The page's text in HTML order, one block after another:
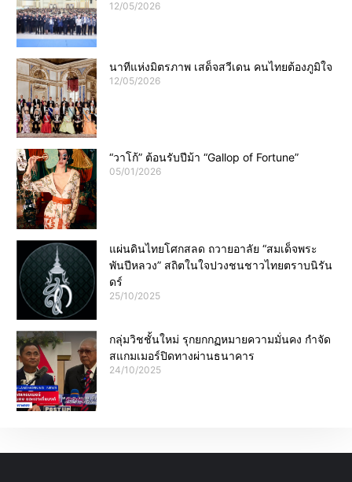
12/05/2026
นาทีแห่งมิตรภาพ เสด็จสวีเดน คนไทยต้องภูมิใจ
12/05/2026
“วาโก้” ต้อนรับปีม้า “Gallop of Fortune”
05/01/2026
แผ่นดินไทยโศกสลด ถวายอาลัย “สมเด็จพระ
พันปีหลวง” สถิตในใจปวงชนชาวไทยตราบนิรัน
ดร์
25/10/2025
กลุ่มวิชชั้นใหม่ รุกยกกฏหมายความมั่นคง กำจัด
สแกมเมอร์ปิดทางผ่านธนาคาร
24/10/2025